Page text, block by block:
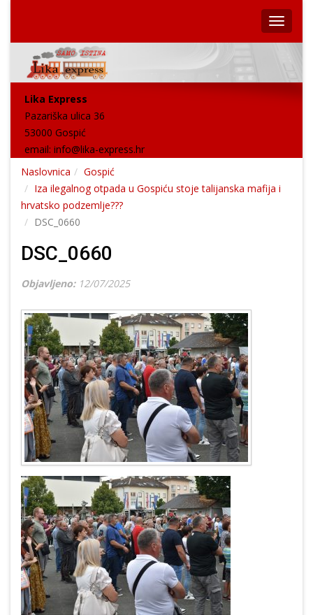
Lika Express
Pazariška ulica 36
53000 Gospić
email: info@lika-express.hr
Naslovnica
Gospić
Iza ilegalnog otpada u Gospiću stoje talijanska mafija i
hrvatsko podzemlje???
DSC_0660
DSC_0660
Objavljeno: 12/07/2025